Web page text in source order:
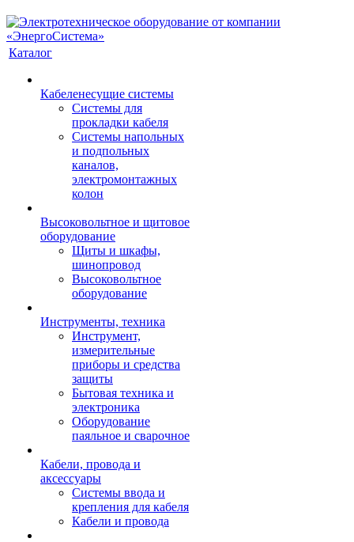
Каталог
Кабеленесущие системы
Системы для
прокладки кабеля
Системы напольных
и подпольных
каналов,
электромонтажных
колон
Высоковольтное и щитовое
оборудование
Щиты и шкафы,
шинопровод
Высоковольтное
оборудование
Инструменты, техника
Инструмент,
измерительные
приборы и средства
защиты
Бытовая техника и
электроника
Оборудование
паяльное и сварочное
Кабели, провода и
аксессуары
Системы ввода и
крепления для кабеля
Кабели и провода